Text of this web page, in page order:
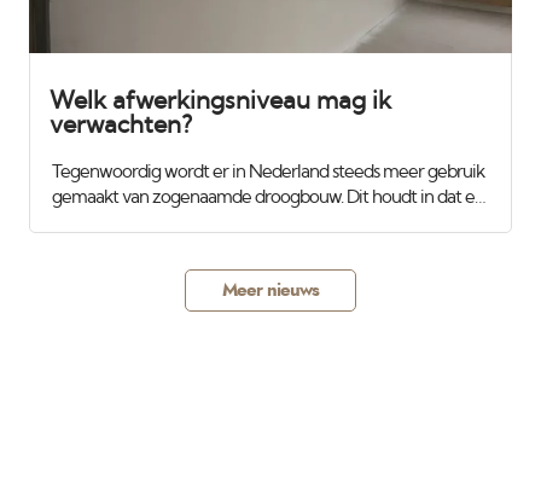
Welk afwerkingsniveau mag ik
verwachten?
Tegenwoordig wordt er in Nederland steeds meer gebruik
gemaakt van zogenaamde droogbouw. Dit houdt in dat er
aluminimum regels en daarna worden de gaten en
gleuven dicht gesmeerd. Op het eerste gezicht ziet dit er
Meer nieuws